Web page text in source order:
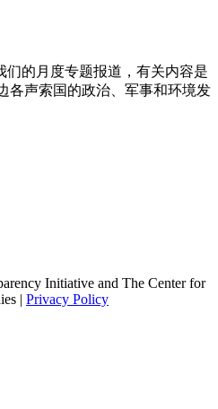
的月度专题报道，有关内容是
各声索国的政治、军事和环境发
Initiative and The Center for
| Privacy Policy